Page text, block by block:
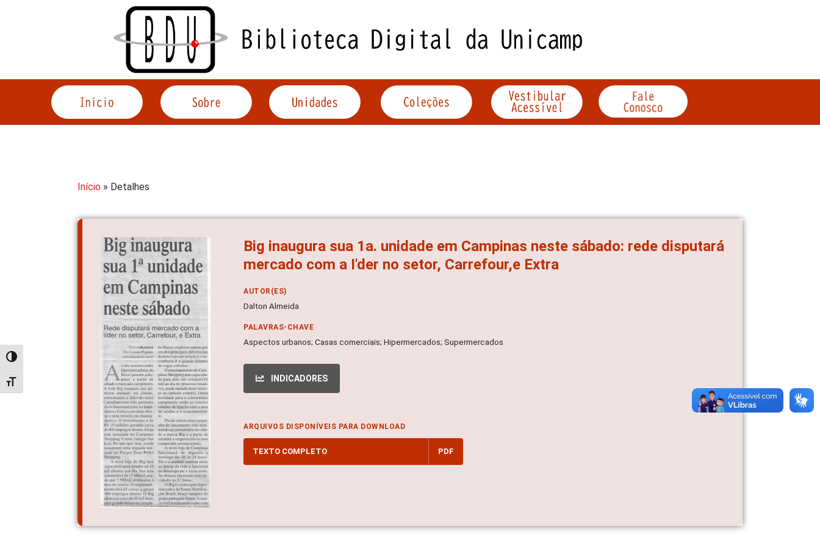
Alternar alto contraste
Alternar tamanho da fonte
Início » Detalhes
Big inaugura sua 1a. unidade em Campinas neste sábado: rede disputará
mercado com a I'der no setor, Carrefour,e Extra
AUTOR(ES)
Dalton Almeida
PALAVRAS-CHAVE
Aspectos urbanos; Casas comerciais; Hipermercados; Supermercados
INDICADORES
ARQUIVOS DISPONÍVEIS PARA DOWNLOAD
TEXTO COMPLETO PDF